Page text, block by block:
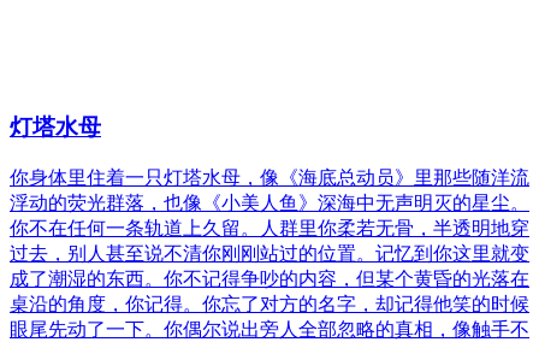
灯塔水母
你身体里住着一只灯塔水母，像《海底总动员》里那些随洋流
浮动的荧光群落，也像《小美人鱼》深海中无声明灭的星尘。
你不在任何一条轨道上久留。人群里你柔若无骨，半透明地穿
过去，别人甚至说不清你刚刚站过的位置。记忆到你这里就变
成了潮湿的东西。你不记得争吵的内容，但某个黄昏的光落在
桌沿的角度，你记得。你忘了对方的名字，却记得他笑的时候
眼尾先动了一下。你偶尔说出旁人全部忽略的真相，像触手不